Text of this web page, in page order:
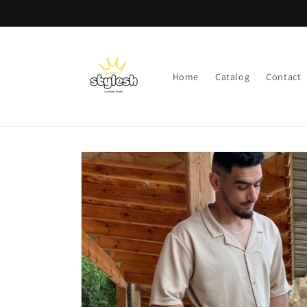
Home Catalog Contact
Skip to
product
information